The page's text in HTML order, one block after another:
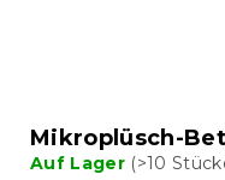
Mikroplüsch-
Auf Lager (>10